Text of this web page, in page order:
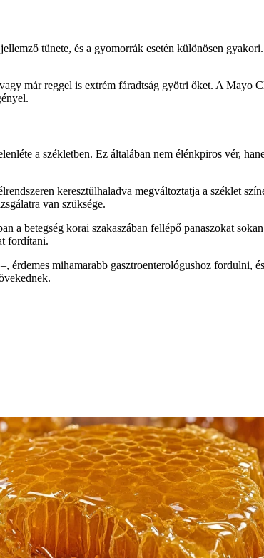
tünete, és a gyomorrák esetén különösen
már reggel is extrém fáradtság gyötri őket. A Mayo
a székletben. Ez általában nem élénkpiros vér,
keresztülhaladva megváltoztatja a széklet
van szüksége.
a betegség korai szakaszában fellépő panaszokat
fordítani.
érdemes mihamarabb gasztroenterológushoz